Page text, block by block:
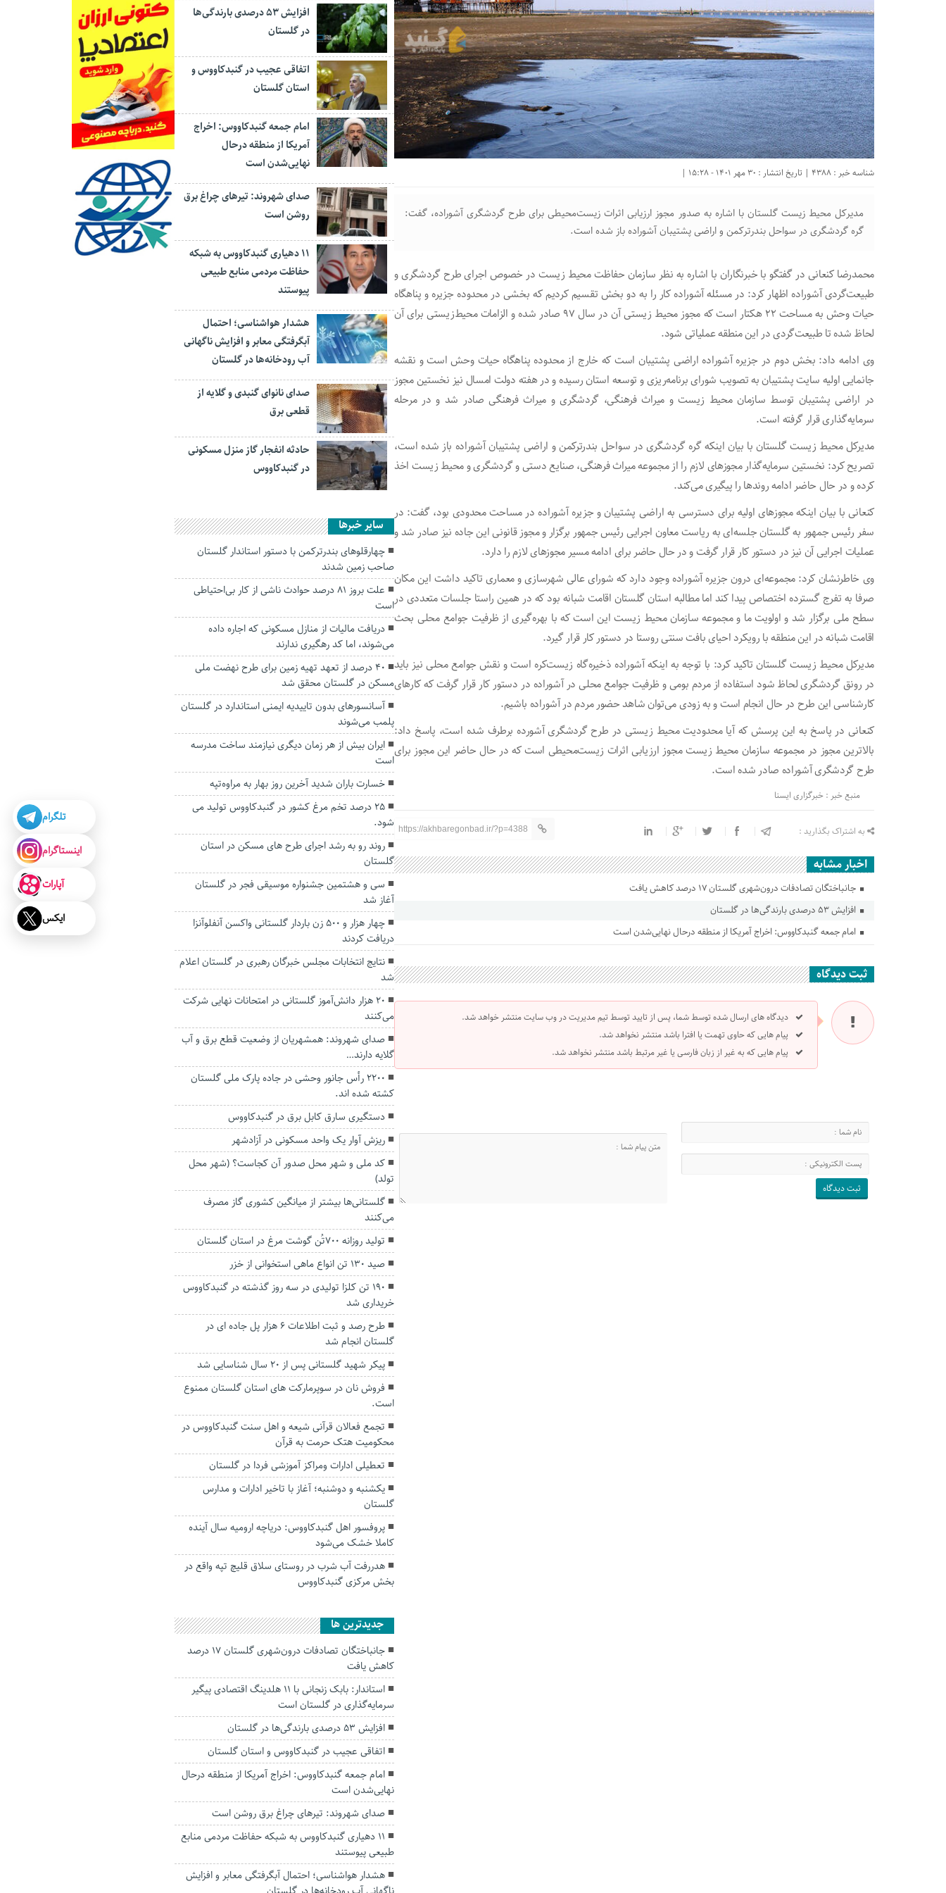
شناسه خبر : 4388 | تاریخ انتشار : 30 مهر 1401 - 15:28 |
مدیرکل محیط زیست گلستان با اشاره به صدور مجوز ارزیابی اثرات زیست‌محیطی برای طرح گردشگری آشوراده، گفت:
گره گردشگری در سواحل بندرترکمن و اراضی پشتیبان آشوراده باز شده است.
محمدرضا کنعانی در گفتگو با خبرنگاران با اشاره به نظر سازمان حفاظت محیط زیست در خصوص اجرای طرح گردشگری و
طبیعت‌گردی آشوراده اظهار کرد: در مسئله آشوراده کار را به دو بخش تقسیم کردیم که بخشی در محدوده جزیره و پناهگاه
حیات وحش به مساحت ۲۲ هکتار است که مجوز محیط زیستی آن در سال ۹۷ صادر شده و الزامات محیط‌زیستی برای آن
لحاظ شده تا طبیعت‌گردی در این منطقه عملیاتی شود.
وی ادامه داد: بخش دوم در جزیره آشوراده اراضی پشتیبان است که خارج از محدوده پناهگاه حیات وحش است و نقشه
جانمایی اولیه سایت پشتیبان به تصویب شورای برنامه‌ریزی و توسعه استان رسیده و در هفته دولت امسال نیز نخستین مجوز
در اراضی پشتیبان توسط سازمان محیط زیست و میراث فرهنگی، گردشگری و میراث فرهنگی صادر شد و در مرحله
سرمایه‌گذاری قرار گرفته است.
مدیرکل محیط زیست گلستان با بیان اینکه گره گردشگری در سواحل بندرترکمن و اراضی پشتیبان آشوراده باز شده است،
تصریح کرد: نخستین سرمایه‌گذار مجوزهای لازم را از مجموعه میراث فرهنگی، صنایع دستی و گردشگری و محیط زیست اخذ
کرده و در حال حاضر ادامه روندها را پیگیری می‌کند.
کنعانی با بیان اینکه مجوزهای اولیه برای دسترسی به اراضی پشتیبان و جزیره آشوراده در مساحت محدودی بود، گفت: در
سفر رئیس جمهور به گلستان جلسه‌ای به ریاست معاون اجرایی رئیس جمهور برگزار و مجوز قانونی این جاده نیز صادر شد و
عملیات اجرایی آن نیز در دستور کار قرار گرفت و در حال حاضر برای ادامه مسیر مجوزهای لازم را دارد.
وی خاطرنشان کرد: مجموعه‌ای درون جزیره آشوراده وجود دارد که شورای عالی شهرسازی و معماری تاکید داشت این مکان
صرفا به تفرج گسترده اختصاص پیدا کند اما مطالبه استان گلستان اقامت شبانه بود که در همین راستا جلسات متعددی در
سطح ملی برگزار شد و اولویت ما و مجموعه سازمان محیط زیست این است که با بهره‌گیری از ظرفیت جوامع محلی بحث
اقامت شبانه در این منطقه با رویکرد احیای بافت سنتی روستا در دستور کار قرار گیرد.
مدیرکل محیط زیست گلستان تاکید کرد: با توجه به اینکه آشوراده ذخیره‌گاه زیست‌کره است و نقش جوامع محلی نیز باید
در رونق گردشگری لحاظ شود استفاده از مردم بومی و ظرفیت جوامع محلی در آشوراده در دستور کار قرار گرفت که کارهای
کارشناسی این طرح در حال انجام است و به زودی می‌توان شاهد حضور مردم در آشوراده باشیم.
کنعانی در پاسخ به این پرسش که آیا محدودیت محیط زیستی در طرح گردشگری آشورده برطرف شده است، پاسخ داد:
بالاترین مجوز در مجموعه سازمان محیط زیست مجوز ارزیابی اثرات زیست‌محیطی است که در حال حاضر این مجوز برای
طرح گردشگری آشوراده صادر شده است.
منبع خبر : خبرگزاری ایسنا
به اشتراک بگذارید : https://akhbaregonbad.ir/?p=4388
اخبار مشابه
جانباختگان تصادفات درون‌شهری گلستان ۱۷ درصد کاهش یافت
افزایش ۵۳ درصدی بارندگی‌ها در گلستان
امام جمعه گنبدکاووس: اخراج آمریکا از منطقه درحال نهایی‌شدن است
ثبت دیدگاه
دیدگاه های ارسال شده توسط شما، پس از تایید توسط تیم مدیریت در وب سایت منتشر خواهد شد.
پیام هایی که حاوی تهمت یا افترا باشد منتشر نخواهد شد.
پیام هایی که به غیر از زبان فارسی یا غیر مرتبط باشد منتشر نخواهد شد.
افزایش ۵۳ درصدی بارندگی‌ها
در گلستان
اتفاقی عجیب در‌ گنبدکاووس و
استان گلستان
امام جمعه گنبدکاووس: اخراج
آمریکا از منطقه درحال
نهایی‌شدن است
صدای شهروند: تیرهای چراغ برق
روشن است
۱۱ دهیاری گنبدکاووس به شبکه
حفاظت مردمی منابع طبیعی
پیوستند
هشدار هواشناسی؛ احتمال
آبگرفتگی معابر و افزایش ناگهانی
آب رودخانه‌ها در گلستان
صدای نانوای گنبدی و گلایه از
قطعی برق
حادثه انفجار گاز منزل مسکونی
در گنبدکاووس
سایر خبرها
چهارقلوهای بندرترکمن با دستور استاندار گلستان
صاحب زمین شدند
علت بروز ۸۱ درصد حوادث ناشی از کار بی‌احتیاطی
است
دریافت مالیات از منازل مسکونی که اجاره داده
می‌شوند، اما کد رهگیری ندارند
۴۰ درصد از تعهد تهیه زمین برای طرح نهضت ملی
مسکن در گلستان محقق شد
آسانسورهای بدون تاییدیه ایمنی استاندارد در گلستان
پلمب می‌شوند
ایران بیش از هر زمان دیگری نیازمند ساخت مدرسه
است
خسارت باران شدید آخرین روز بهار به مراوه‌تپه
۲۵ درصد تخم مرغ کشور در گنبدکاووس تولید می
شود.
روند رو به رشد اجرای طرح های مسکن در استان
گلستان
سی و هشتمین جشنواره موسیقی فجر در گلستان
آغاز شد
چهار هزار و ۵۰۰ زن باردار گلستانی واکسن آنفلوآنزا
دریافت کردند
نتایج انتخابات مجلس خبرگان رهبری در گلستان اعلام
شد
۲۰ هزار دانش‌آموز گلستانی در امتحانات نهایی شرکت
می‌کنند
صدای شهروند: همشهریان از وضعیت قطع برق و آب
گلایه دارند…
۲۲۰۰ رأس جانور وحشی در جاده پارک ملی گلستان
کشته شده اند.
دستگیری سارق کابل برق در گنبدکاووس
ریزش آوار یک واحد مسکونی در آزادشهر
کد ملی و شهر محل صدور آن کجاست؟ (شهر محل
تولد)
گلستانی‌ها بیشتر از میانگین کشوری گاز مصرف
می‌کنند
تولید روزانه ۷۰۰تُن گوشت مرغ در استان گلستان
صید ۱۳۰ تن انواع ماهی استخوانی از خزر
۱۹۰ تن کلزا تولیدی در سه روز گذشته در گنبدکاووس
خریداری شد
طرح رصد و ثبت اطلاعات ۶ هزار پل جاده ای در
گلستان انجام شد
پیکر شهید گلستانی پس از ۲۰ سال شناسایی شد
فروش نان در سوپرمارکت های استان گلستان ممنوع
است.
تجمع فعالان قرآنی شیعه و اهل سنت گنبدکاووس در
محکومیت هتک حرمت به قرآن
تعطیلی ادارات ومراکز آموزشی فردا در گلستان
یکشنبه و دوشنبه؛ آغاز با تاخیر ادارات و مدارس
گلستان
پروفسور اهل گنبدکاووس: دریاچه ارومیه سال آینده
کاملا خشک می‌شود
هدررفت آب شرب در روستای سلاق قلیچ تپه واقع در
بخش مرکزی گنبدکاووس
جديدترين ها
جانباختگان تصادفات درون‌شهری گلستان ۱۷ درصد
کاهش یافت
استاندار: بابک زنجانی با ۱۱ هلدینگ اقتصادی پیگیر
سرمایه‌گذاری در گلستان است
افزایش ۵۳ درصدی بارندگی‌ها در گلستان
اتفاقی عجیب در‌ گنبدکاووس و استان گلستان
امام جمعه گنبدکاووس: اخراج آمریکا از منطقه درحال
نهایی‌شدن است
صدای شهروند: تیرهای چراغ برق روشن است
۱۱ دهیاری گنبدکاووس به شبکه حفاظت مردمی منابع
طبیعی پیوستند
هشدار هواشناسی؛ احتمال آبگرفتگی معابر و افزایش
تلگرام
اینستاگرام
آپارات
ایکس